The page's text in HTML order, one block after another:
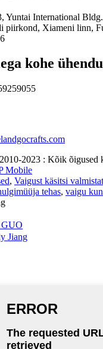
Yuntai International
piirkond, Xiameni linn,
kohe
2023 : Kõik õigused
Mobile
, Vaigust käsitsi
tehas, vaigu
Jiang